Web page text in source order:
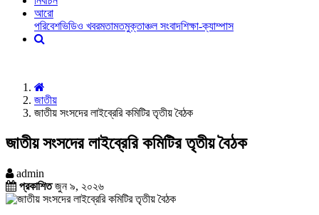
আরো
পরিবেশভিডিও খবরমতামতমুক্তাঞ্চল সংবাদশিক্ষা-ক্যাম্পাস
জাতীয়
জাতীয় সংসদের লাইব্রেরি কমিটির তৃতীয় বৈঠক
জাতীয় সংসদের লাইব্রেরি কমিটির তৃতীয় বৈঠক
admin
প্রকাশিতজুন ৯, ২০২৬